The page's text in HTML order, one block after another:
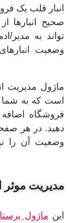
انبار قلب یک
صحیح انبارها
تواند به
وضعیت
ماژول مدیریت
است که به شما
فروشگاه
دهید. در هر
وضعیت آن را
مدیریت موثر
این ماژول